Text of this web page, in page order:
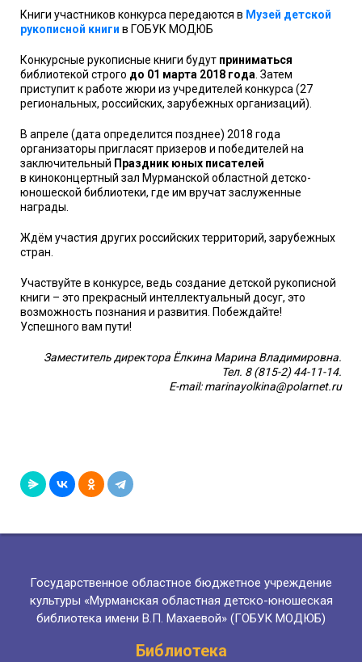
Книги участников конкурса передаются в Музей детской
рукописной книги в ГОБУК МОДЮБ
Конкурсные рукописные книги будут приниматься
библиотекой строго до 01 марта 2018 года . Затем
приступит к работе жюри из учредителей конкурса (27
региональных, российских, зарубежных организаций).
В апреле (дата определится позднее) 2018 года
организаторы пригласят призеров и победителей на
заключительный Праздник юных писателей
в киноконцертный зал Мурманской областной детско-
юношеской библиотеки, где им вручат заслуженные
награды.
Ждём участия других российских территорий, зарубежных
стран.
Участвуйте в конкурсе, ведь создание детской рукописной
книги – это прекрасный интеллектуальный досуг, это
возможность познания и развития. Побеждайте!
Успешного вам пути!
Заместитель директора Ёлкина Марина Владимировна.
Тел. 8 (815-2) 44-11-14.
E-mail: marinayolkina@polarnet.ru
Государственное областное бюджетное учреждение
культуры «Мурманская областная детско-юношеская
библиотека имени В.П. Махаевой» (ГОБУК МОДЮБ)
Библиотека